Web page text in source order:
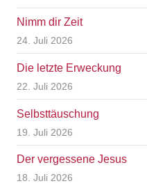
Nimm dir Zeit
24. Juli 2026
Die letzte Erweckung
22. Juli 2026
Selbsttäuschung
19. Juli 2026
Der vergessene Jesus
18. Juli 2026